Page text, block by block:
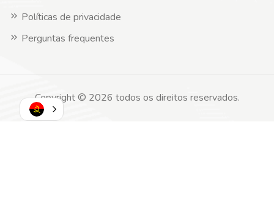
Políticas de privacidade
Perguntas frequentes
Copyright © 2026 todos os direitos reservados.